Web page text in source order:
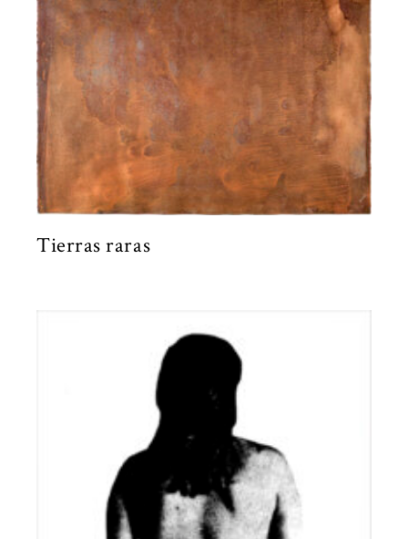
Tierras raras